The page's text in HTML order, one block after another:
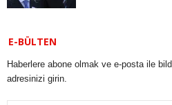
E-BÜLTEN
Haberlere abone olmak ve e-posta ile
adresinizi girin.